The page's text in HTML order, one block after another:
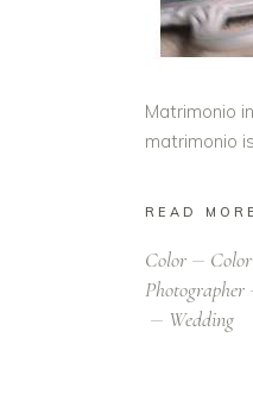
Matrimonio
matrimonio
READ MORE
Color
Photographer
Wedding